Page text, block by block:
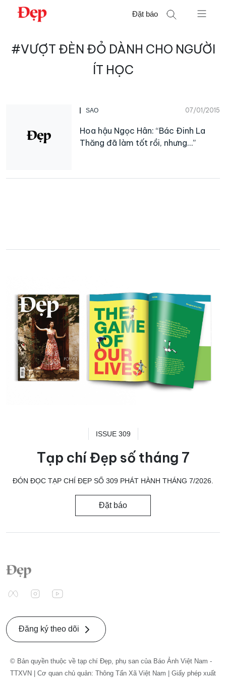
Chuyển
Đặt báo
kiếm
#VƯỢT ĐÈN ĐỎ DÀNH CHO NGƯỜI
ÍT HỌC
SAO 07/01/2015
Hoa hậu Ngọc Hân: “Bác Đinh La
Thăng đã làm tốt rồi, nhưng…”
ISSUE 309
Tạp chí Đẹp số tháng 7
ĐÓN ĐỌC TẠP CHÍ ĐẸP SỐ 309 PHÁT HÀNH THÁNG 7/2026.
Đặt báo
Đăng ký theo dõi
© Bản quyền thuộc về tạp chí Đẹp, phụ san của Báo Ảnh Việt Nam -
TTXVN | Cơ quan chủ quản: Thông Tấn Xã Việt Nam | Giấy phép xuất